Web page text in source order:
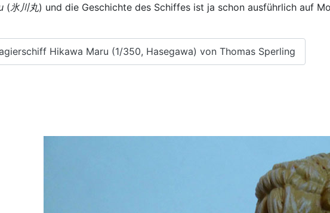
(氷川丸) und die Geschichte des Schiffes ist ja schon ausführlich auf
Hikawa Maru (1/350, Hasegawa) von Thomas Sperling